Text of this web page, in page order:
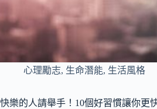
心理勵志, 生命潛能, 生活風格
快樂的人請舉手！10個好習慣讓你更